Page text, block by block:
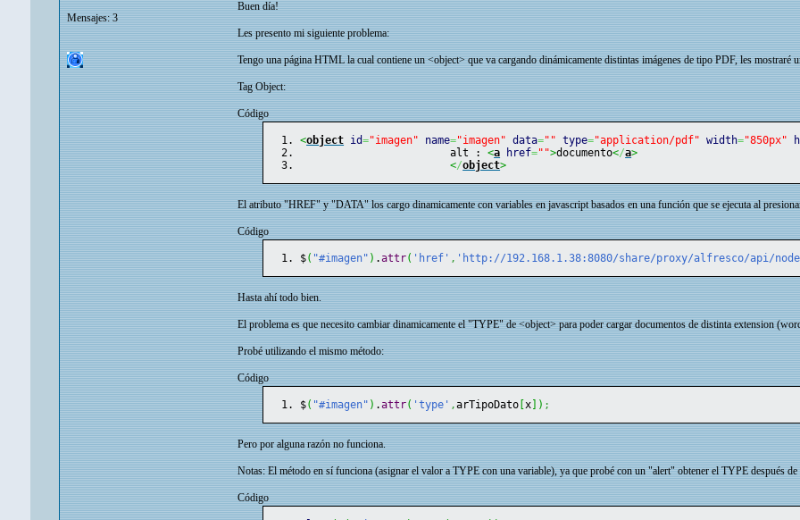
Mensajes: 3
Buen día!
Les presento mi siguiente problema:
Tengo una página HTML la cual contiene un <object> que va cargando dinámicamente distintas imágenes de tipo PDF, les mostraré
Tag Object:
Código
<object id="imagen" name="imagen" data="" type="application/pdf" width="850px"
			alt :
<a href="">documento</a>
</object>
El atributo "HREF" y "DATA" los cargo dinamicamente con variables en javascript basados en una función que se ejecuta al
Código
$( "#imagen" ) .attr( 'href' , 'http://192.168.1.38:8080/share/proxy/alfresco/api/
Hasta ahí todo bien.
El problema es que necesito cambiar dinamicamente el "TYPE" de <object> para poder cargar documentos de distinta extension
Probé utilizando el mismo método:
Código
$( "#imagen" ) .attr( 'type' ,arTipoDato [x ) ;
Pero por alguna razón no funciona.
Notas: El método en sí funciona (asignar el valor a TYPE con una variable), ya que probé con un "alert" obtener el TYPE después
Código